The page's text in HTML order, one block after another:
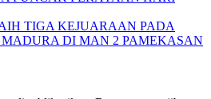
TIGA KEJUARAAN PADA
DI MAN 2 PAMEKASAN